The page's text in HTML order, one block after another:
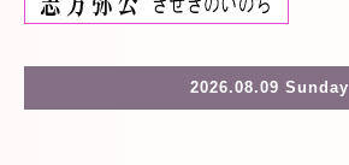
2026.08.09 Sunday